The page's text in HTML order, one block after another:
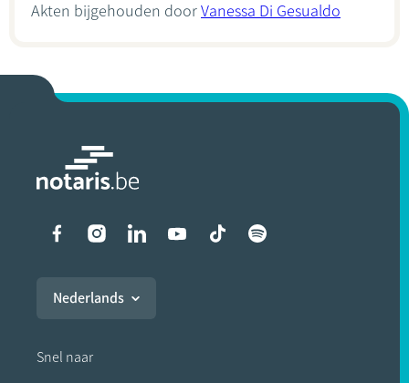
Akten bijgehouden doorVanessa Di Gesualdo
Liens vers les réseaux
Nederlands
Snel naar